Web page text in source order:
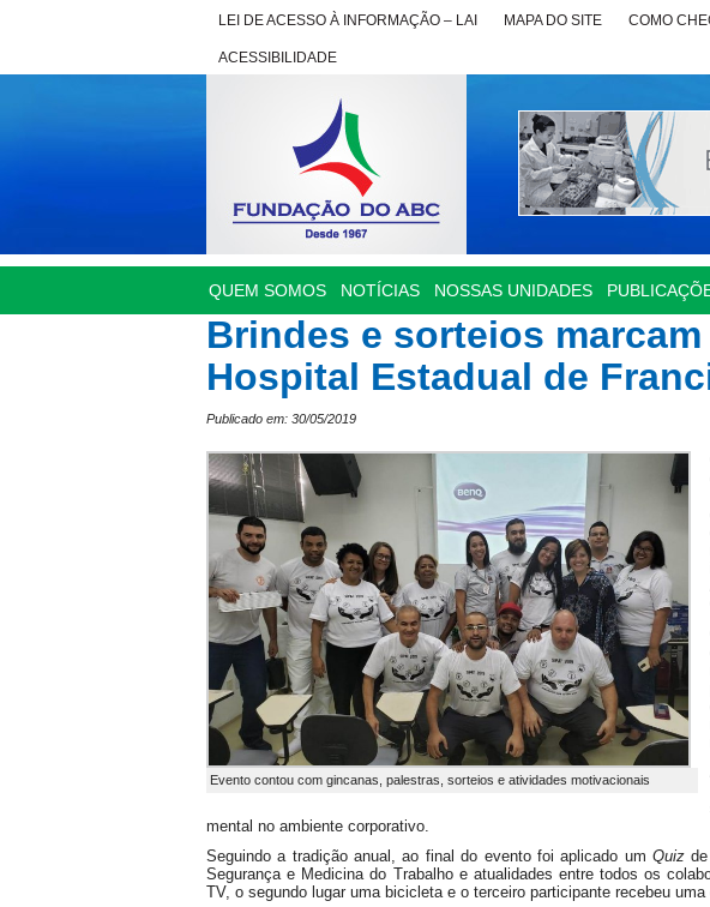
LEI DE ACESSO À INFORMAÇÃO – LAI MAPA DO SITE COMO
ACESSIBILIDADE
QUEM SOMOS NOTÍCIAS NOSSAS UNIDADES
Brindes e sorteios marcam
Hospital Estadual de
Publicado em: 30/05/2019
Evento contou com gincanas, palestras, sorteios e atividades motivacionais
mental no ambiente corporativo.
Seguindo a tradição anual, ao final do evento foi aplicado umQuiz
Segurança e Medicina do Trabalho e atualidades entre todos os
TV, o segundo lugar uma bicicleta e o terceiro participante recebeu